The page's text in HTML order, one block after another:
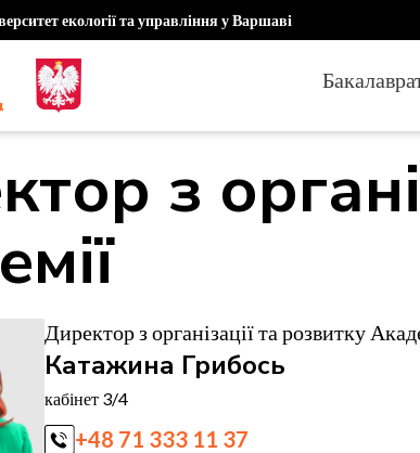
екології та управління у Варшаві
з
Директор з організації та розвитку
Катажина Грибось
кабінет 3/4
+48 71 333 11 37